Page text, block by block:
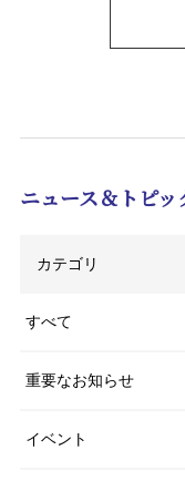
ニュース＆トピッ
カテゴリ
すべて
重要なお知らせ
イベント